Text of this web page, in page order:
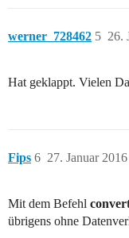
werner_728462 26.
5
Hat geklappt. Vielen
Fips 27. Januar
6
Mit dem Befehl
übrigens ohne